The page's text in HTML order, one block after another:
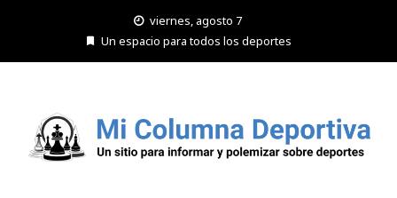
viernes, agosto 7
Un espacio para todos los deportes